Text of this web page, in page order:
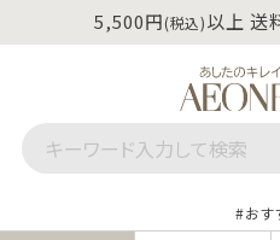
5,500円(税込)以上 送
おす